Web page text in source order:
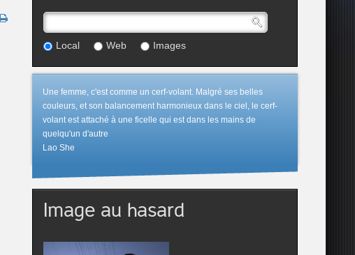
Local Web Images
Une femme, c'est comme un cerf-volant. Malgré ses belles
couleurs, et son balancement harmonieux dans le ciel, le cerf-
volant est attaché à une ficelle qui est dans les mains de
quelqu'un d'autre
Lao She
Image au hasard